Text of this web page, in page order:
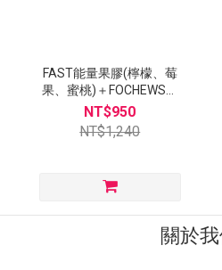
FAST能量果膠(檸檬、莓
果、蜜桃)＋FOCHEWS多
多軟糖 組合
NT$950
NT$1,240
關於